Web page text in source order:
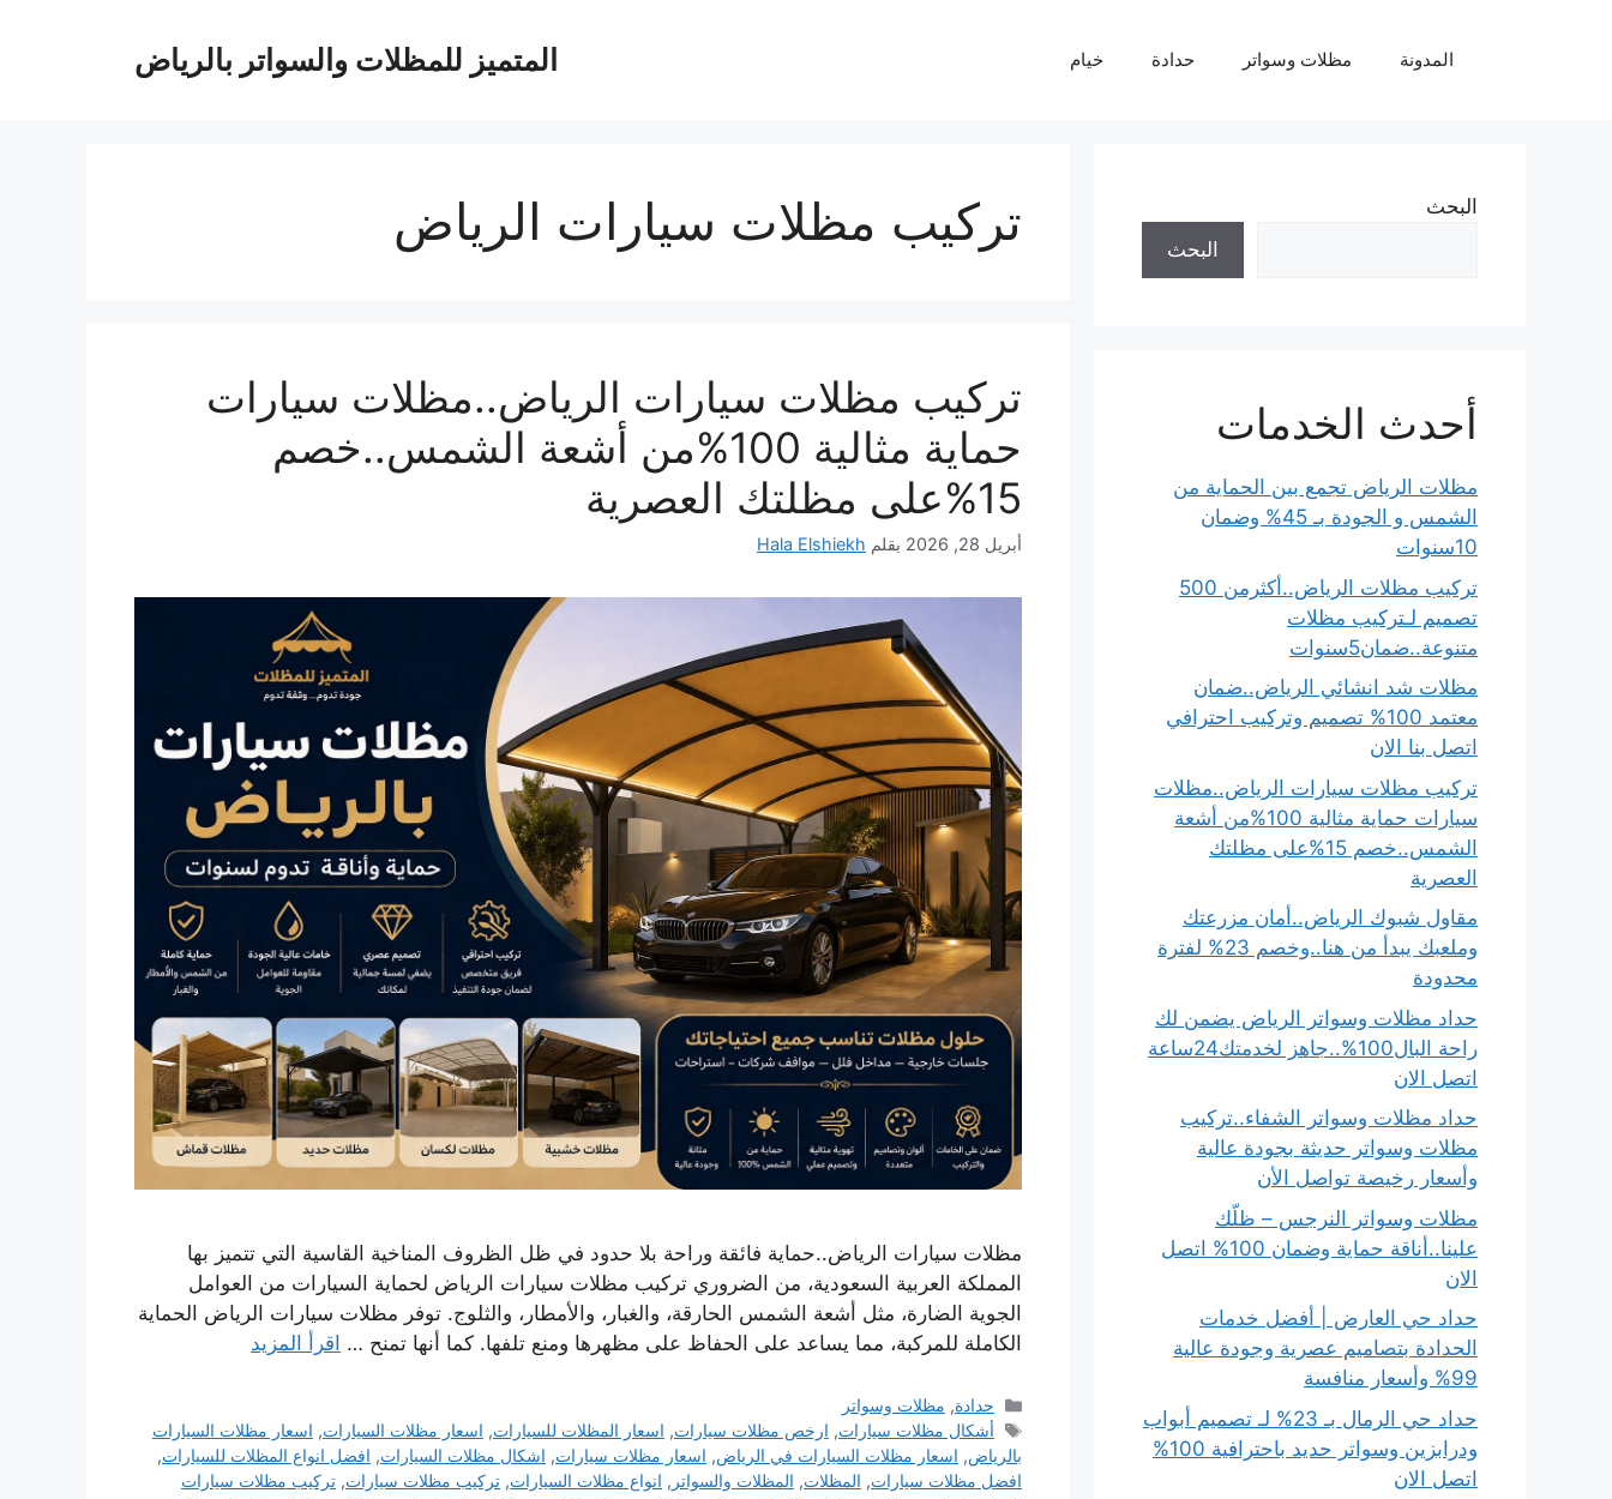
المتميز للمظلات والسواتر بالرياض المدونة مظلات وسواتر حدادة خيام
تركيب مظلات سيارات الرياض
تركيب مظلات سيارات الرياض..مظلات سيارات
حماية مثالية 100%من أشعة الشمس..خصم
15%على مظلتك العصرية
أبريل 28, 2026 بقلم Hala Elshiekh
مظلات سيارات الرياض..حماية فائقة وراحة بلا حدود في ظل الظروف المناخية القاسية التي تتميز بها
المملكة العربية السعودية، من الضروري تركيب مظلات سيارات الرياض لحماية السيارات من العوامل
الجوية الضارة، مثل أشعة الشمس الحارقة، والغبار، والأمطار، والثلوج. توفر مظلات سيارات الرياض الحماية
الكاملة للمركبة، مما يساعد على الحفاظ على مظهرها ومنع تلفها. كما أنها تمنح … اقرأ المزيد
التصنيفات
حدادة, مظلات وسواتر
الوسوم
أشكال مظلات سيارات, ارخص مظلات سيارات, اسعار المظلات للسيارات, اسعار مظلات السيارات, اسعار مظلات السيارات
بالرياض, اسعار مظلات السيارات في الرياض, اسعار مظلات سيارات, اشكال مظلات السيارات, افضل انواع المظلات للسيارات,
افضل مظلات سيارات, المظلات, المظلات والسواتر , انواع مظلات السيارات, تركيب مظلات سيارات, تركيب مظلات سيارات
البحث
البحث
أحدث الخدمات
مظلات الرياض تجمع بين الحماية من
الشمس و الجودة بـ 45% وضمان
10سنوات
تركيب مظلات الرياض..أكثرمن 500
تصميم لـتركيب مظلات
متنوعة..ضمان5سنوات
مظلات شد انشائي الرياض..ضمان
معتمد 100% تصميم وتركيب احترافي
اتصل بنا الان
تركيب مظلات سيارات الرياض..مظلات
سيارات حماية مثالية 100%من أشعة
الشمس..خصم 15%على مظلتك
العصرية
مقاول شبوك الرياض..أمان مزرعتك
وملعبك يبدأ من هنا..وخصم 23% لفترة
محدودة
حداد مظلات وسواتر الرياض يضمن لك
راحة البال100%..جاهز لخدمتك24ساعة
اتصل الان
حداد مظلات وسواتر الشفاء..تركيب
مظلات وسواتر حديثة بجودة عالية
وأسعار رخيصة تواصل الأن
مظلات وسواتر النرجس – ظلّك
علينا..أناقة حماية وضمان 100% اتصل
الان
حداد حي العارض | أفضل خدمات
الحدادة بتصاميم عصرية وجودة عالية
99% وأسعار منافسة
حداد حي الرمال بـ 23% لـ تصميم أبواب
ودرابزين وسواتر حديد باحترافية 100%
اتصل الان